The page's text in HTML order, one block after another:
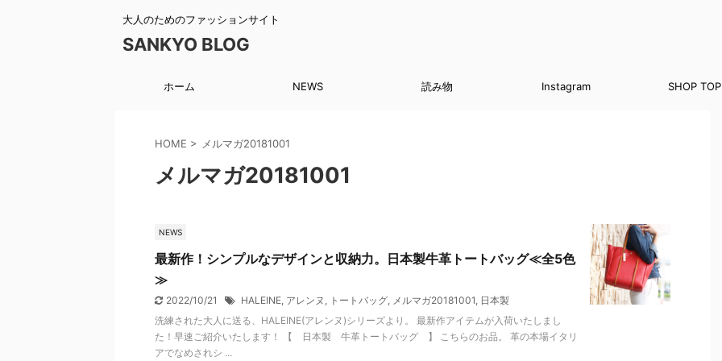
大人のためのファッションサイト
SANKYO BLOG
ホーム NEWS 読み物 Instagram SHOP TOP
HOME > メルマガ20181001
メルマガ20181001
NEWS
最新作！シンプルなデザインと収納力。日本製牛革トートバッグ≪全5色
≫
2022/10/21 HALEINE, アレンヌ , トートバッグ, メルマガ20181001, 日本製
洗練された大人に送る、HALEINE(アレンヌ)シリーズより。 最新作アイテムが入荷いたしまし
た！早速ご紹介いたします！ 【 日本製 牛革トートバッグ 】 こちらのお品。 革の本場イタリ
アでなめされシ ...